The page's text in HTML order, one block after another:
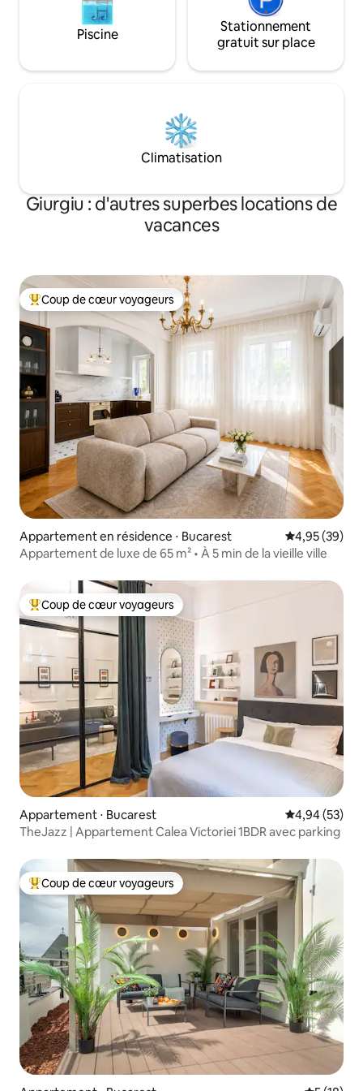
Piscine
Stationnement
gratuit sur place
Climatisation
Giurgiu : d'autres superbes locations de
vacances
Coups de cœur voyageurs les plus appréciés
Coup de cœur voyageurs
Appartement en résidence ⋅ Bucarest Évaluation
4,95 (39)
Appartement de luxe de 65 m² • À 5 min de la vieille ville
Coups de cœur voyageurs les plus appréciés
Coup de cœur voyageurs
Appartement ⋅ Bucarest Évaluation
4,94 (53)
TheJazz | Appartement Calea Victoriei 1BDR avec parking
Coups de cœur voyageurs les plus appréciés
Coup de cœur voyageurs